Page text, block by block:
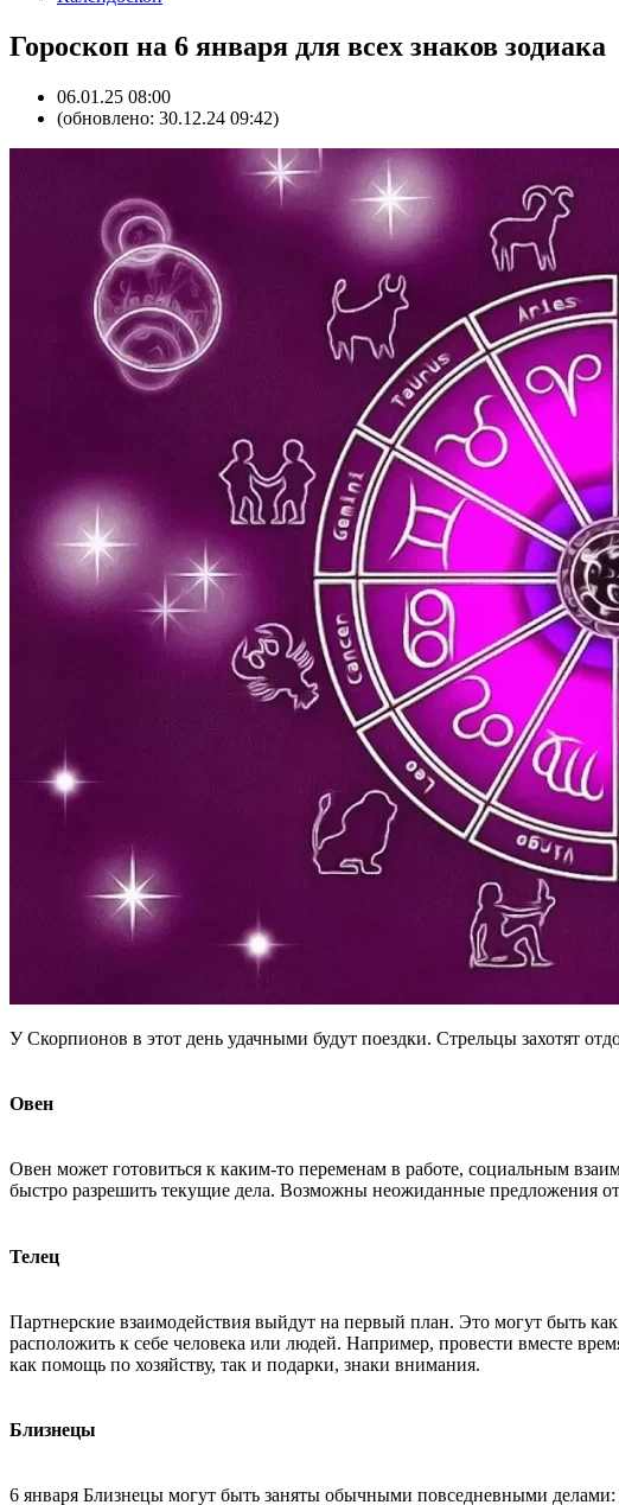
Гороскоп на 6 января для всех знаков зодиака
06.01.25 08:00
(обновлено: 30.12.24 09:42)
У Скорпионов в этот день удачными будут поездки. Стрельцы захотят
Овен
Овен может готовиться к каким-то переменам в работе, социальным
быстро разрешить текущие дела. Возможны неожиданные предложения
Телец
Партнерские взаимодействия выйдут на первый план. Это могут быть
расположить к себе человека или людей. Например, провести вместе
как помощь по хозяйству, так и подарки, знаки внимания.
Близнецы
6 января Близнецы могут быть заняты обычными повседневными